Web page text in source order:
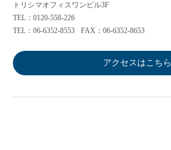
トリシマオフィスワンビル3F
TEL：0120-558-226
TEL：06-6352-8553
FAX：06-6352-8653
アクセスはこちら